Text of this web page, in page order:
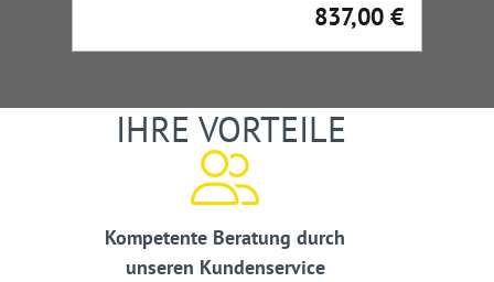
Regulärer Preis:
837,00 €
IHRE VORTEILE
Kompetente Beratung durch
unseren Kundenservice